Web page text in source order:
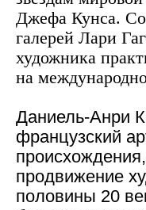
Джефа Кунса.
галерей Лари
художника
на
Даниель-Анри
французский
продвижение
половины 20